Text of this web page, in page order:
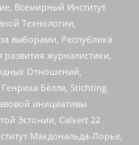
Всемирный Институт
Технологии,
выборами, Республика
журналистики,
Отношений,
Бёлля, Stichting
инициативы
Эстонии, Calvert 22
Макдональда-Лорье,